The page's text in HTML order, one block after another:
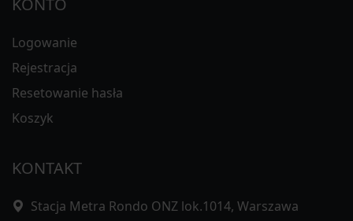
KONTO
Logowanie
Rejestracja
Resetowanie hasła
Koszyk
KONTAKT
Stacja Metra Rondo ONZ lok.1014, Warszawa